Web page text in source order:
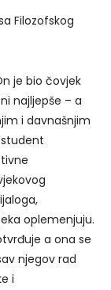
Filozofskog
je bio čovjek
najljepše – a
i davnašnjim
oplemenjuju.
a ona se
njegov rad
i